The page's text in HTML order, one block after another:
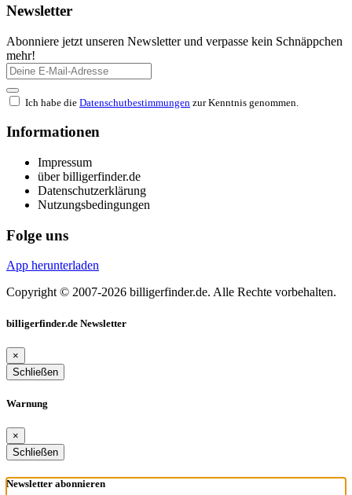
Newsletter
Abonniere jetzt unseren Newsletter und verpasse kein Schnäppchen
mehr!
Ich habe die Datenschutbestimmungen zur Kenntnis genommen.
Informationen
Impressum
über billigerfinder.de
Datenschutzerklärung
Nutzungsbedingungen
Folge uns
App herunterladen
Copyright © 2007-2026 billigerfinder.de. Alle Rechte vorbehalten.
billigerfinder.de Newsletter
×
Schließen
Warnung
×
Schließen
Newsletter abonnieren